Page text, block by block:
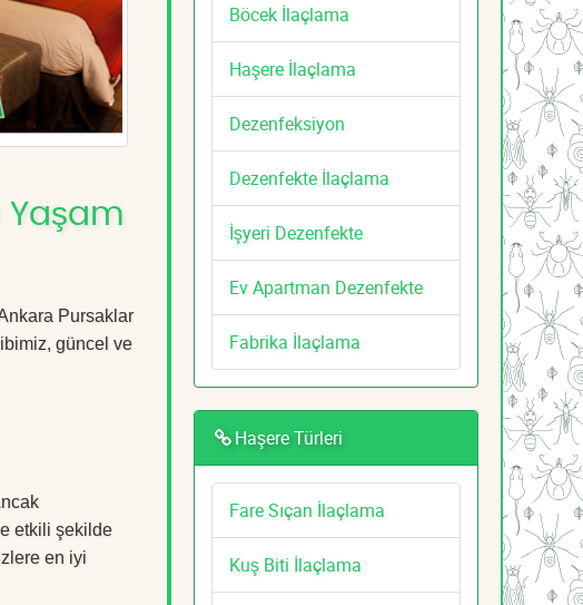
Yaşam
Pursaklar
güncel ve
etkili şekilde
en iyi
Böcek İlaçlama
Haşere İlaçlama
Dezenfeksiyon
Dezenfekte İlaçlama
İşyeri Dezenfekte
Ev Apartman Dezenfekte
Fabrika İlaçlama
Haşere Türleri
Fare Sıçan İlaçlama
Kuş Biti İlaçlama